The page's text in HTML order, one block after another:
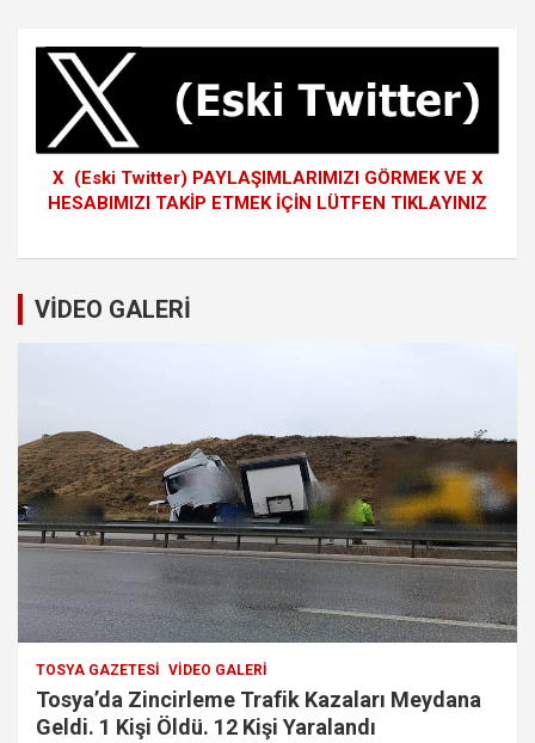
X (Eski Twitter) PAYLAŞIMLARIMIZI GÖRMEK VE X
HESABIMIZI TAKİP ETMEK İÇİN LÜTFEN TIKLAYINIZ
VİDEO GALERİ
TOSYA GAZETESI VIDEO GALERI
Tosya’da Zincirleme Trafik Kazaları Meydana
Geldi. 1 Kişi Öldü. 12 Kişi Yaralandı